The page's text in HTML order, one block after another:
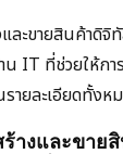
ะขายสินค้าดิจิ
น IT ที่ช่วยให้ก
ายละเอียดทั้ง
างและขาย